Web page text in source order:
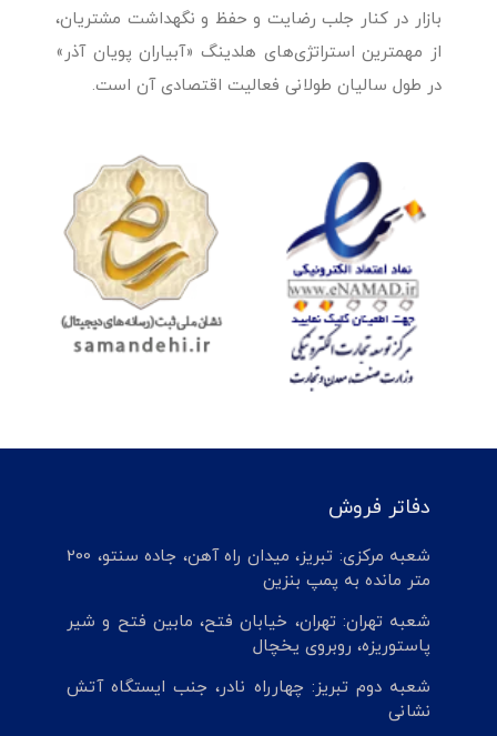
بازار در کنار جلب رضایت و حفظ و نگهداشت مشتریان،
از مهمترین استراتژی‌های هلدینگ «آبیاران پویان آذر»
در طول سالیان طولانی فعالیت اقتصادی آن است.
دفاتر فروش
شعبه مرکزی: تبریز، میدان راه آهن، جاده سنتو، 200
متر مانده به پمپ بنزین
شعبه تهران: تهران، خیابان فتح، مابین فتح و شیر
پاستوریزه، روبروی یخچال
شعبه دوم تبریز: چهارراه نادر، جنب ایستگاه آتش
نشانی